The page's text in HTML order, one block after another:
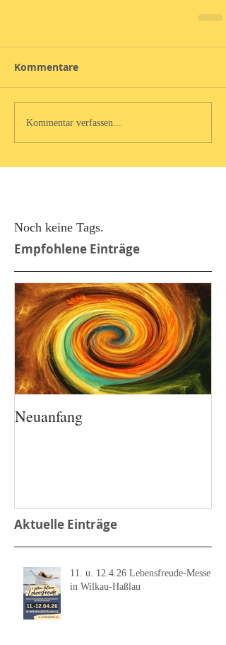
Kommentare
Kommentar verfassen...
Noch keine Tags.
Empfohlene Einträge
Neuanfang
Aktuelle Einträge
11. u. 12.4.26 Lebensfreude-Messe
in Wilkau-Haßlau